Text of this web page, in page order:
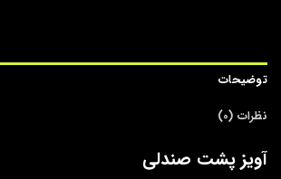
توضیحات
نظرات (0)
آویز پشت صندلی